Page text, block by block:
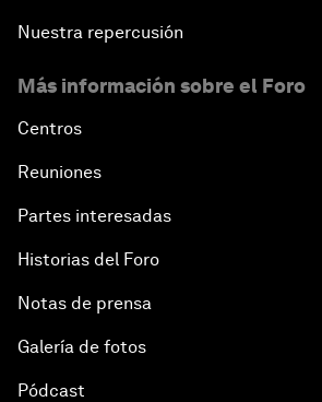
Nuestra repercusión
Más información sobre el Foro
Centros
Reuniones
Partes interesadas
Historias del Foro
Notas de prensa
Galería de fotos
Pódcast